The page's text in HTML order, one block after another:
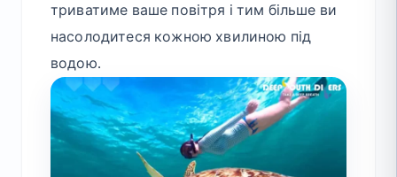
триватиме ваше повітря і тим більше ви
насолодитеся кожною хвилиною під
водою.